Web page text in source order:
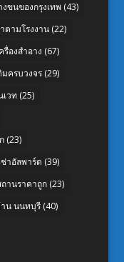
งขนของกรุงเทพ (43)
ตามโรงงาน(22)
รื่องสำอาง (67)
มครบวงจร(29)
เวท (25)
(23)
ช่าอัลพาร์ด (39)
านราคาถูก(23)
น นนทบุรี(40)